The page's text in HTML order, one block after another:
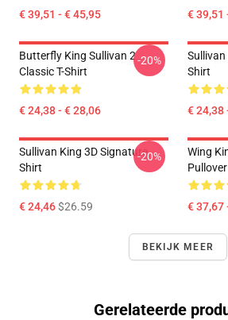
€ 39,51 - € 45,95 € 39,51
Butterfly King Sullivan 2
Classic T-Shirt
€ 24,38 - € 28,06
-20%
Sullivan
Shirt
€ 24,38
Sullivan King 3D Signature
Shirt
€ 24,46$26.59
-20%
Wing
€ 37,67
BEKIJK MEER
Gerelateerde